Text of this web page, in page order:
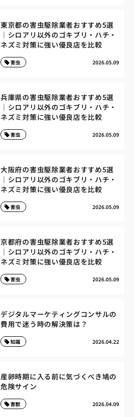
東京都の害虫駆除業者おすすめ5選
｜シロアリ以外のゴキブリ・ハチ・
ネズミ対策に強い優良店を比較
2026.05.09
害虫
兵庫県の害虫駆除業者おすすめ5選
｜シロアリ以外のゴキブリ・ハチ・
ネズミ対策に強い優良店を比較
2026.05.09
害虫
大阪府の害虫駆除業者おすすめ5選
｜シロアリ以外のゴキブリ・ハチ・
ネズミ対策に強い優良店を比較
2026.05.09
害虫
京都府の害虫駆除業者おすすめ5選
｜シロアリ以外のゴキブリ・ハチ・
ネズミ対策に強い優良店を比較
2026.05.09
害虫
デジタルマーケティングコンサルの
費用で迷う時の解決策は？
2026.04.22
知識
産卵時期に入る前に気づくべき鳩の
危険サイン
2026.04.09
害獣